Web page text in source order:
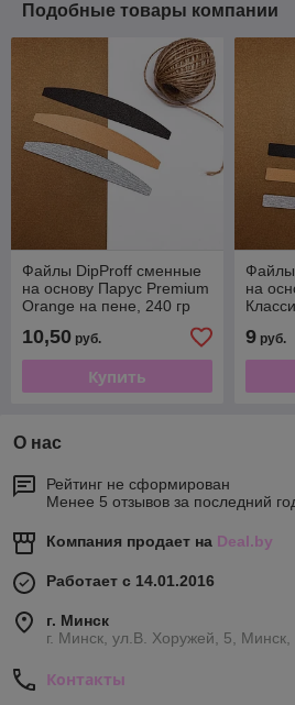
Подобные товары компании
Файлы DipProff сменные
на основу Парус Premium
Orange на пене, 240 гр
10,50 руб.
Купить
на
9руб.
О нас
Рейтинг не сформирован
Менее 5 отзывов за последний
Компания продает на Deal.by
Работает с 14.01.2016
г. Минск
г. Минск, ул.В. Хоружей, 5, Минск,
Контакты